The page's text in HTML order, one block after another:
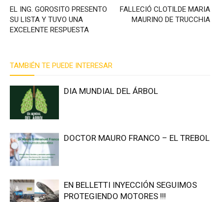
EL ING. GOROSITO PRESENTO
SU LISTA Y TUVO UNA
EXCELENTE RESPUESTA
FALLECIÓ CLOTILDE MARIA
MAURINO DE TRUCCHIA
TAMBIÉN TE PUEDE INTERESAR
DIA MUNDIAL DEL ÁRBOL
DOCTOR MAURO FRANCO – EL TREBOL
EN BELLETTI INYECCIÓN SEGUIMOS
PROTEGIENDO MOTORES !!!